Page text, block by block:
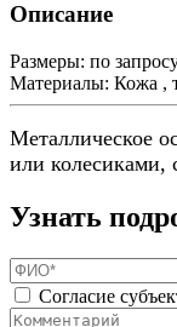
Описание
Размеры: по
Материалы: Кожа ,
Металлическое
или колесиками,
Узнать
Согласие